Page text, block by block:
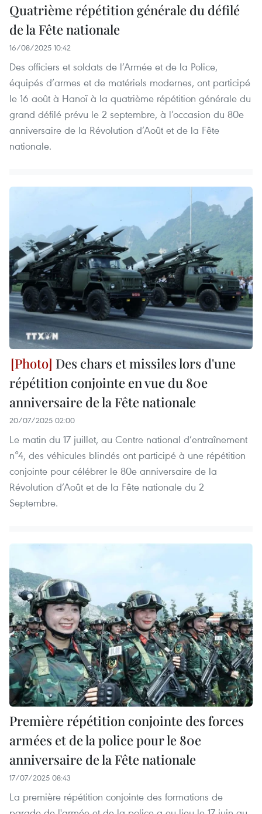
Quatrième répétition générale du défilé
de la Fête nationale
16/08/2025 10:42
Des officiers et soldats de l’Armée et de la Police,
équipés d’armes et de matériels modernes, ont participé
le 16 août à Hanoï à la quatrième répétition générale du
grand défilé prévu le 2 septembre, à l’occasion du 80e
anniversaire de la Révolution d’Août et de la Fête
nationale.
Des chars et missiles lors d'une
répétition conjointe en vue du 80e
anniversaire de la Fête nationale
20/07/2025 02:00
Le matin du 17 juillet, au Centre national d’entraînement
n°4, des véhicules blindés ont participé à une répétition
conjointe pour célébrer le 80e anniversaire de la
Révolution d’Août et de la Fête nationale du 2
Septembre.
Première répétition conjointe des forces
armées et de la police pour le 80e
anniversaire de la Fête nationale
17/07/2025 08:43
La première répétition conjointe des formations de